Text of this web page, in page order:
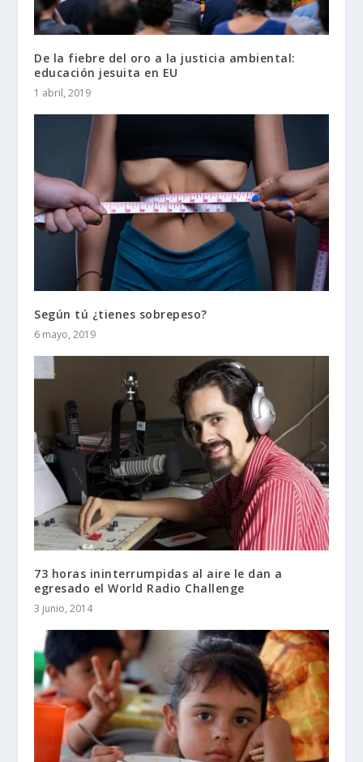
De la fiebre del oro a la justicia ambiental:
educación jesuita en EU
1 abril, 2019
Según tú ¿tienes sobrepeso?
6 mayo, 2019
73 horas ininterrumpidas al aire le dan a
egresado el World Radio Challenge
3 junio, 2014